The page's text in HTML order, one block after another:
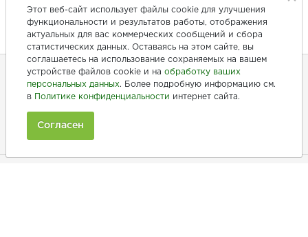
+7 (846) 275-20-10
+7 (902) 375-20-10
Этот веб-сайт использует файлы cookie для улучшения
функциональности и результатов работы, отображения
актуальных для вас коммерческих сообщений и сбора
статистических данных. Оставаясь на этом сайте, вы
соглашаетесь на использование сохраняемых на вашем
устройстве файлов cookie и на обработку ваших
персональных данных. Более подробную информацию см.
в
Политике конфиденциальности интернет сайта.
Согласен